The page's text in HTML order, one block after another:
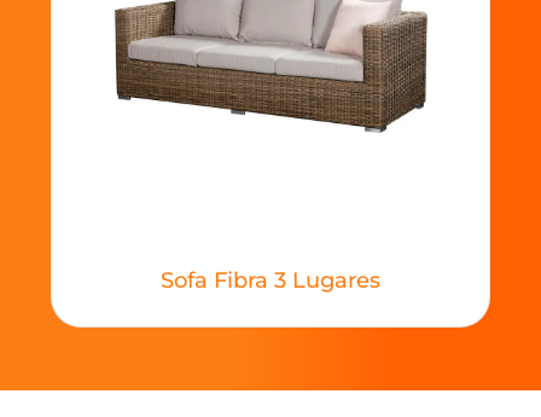
Sofa Fibra 3 Lugares